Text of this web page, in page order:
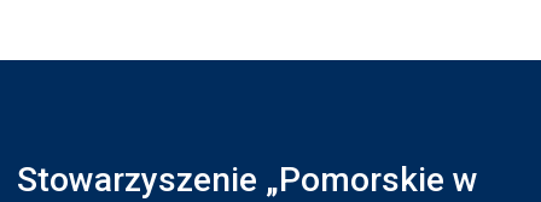
Stowarzyszenie „Pomorskie w